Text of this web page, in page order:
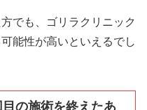
でも、ゴリラクリニック
能性が高いといえるでし
目の施術を終えたあ